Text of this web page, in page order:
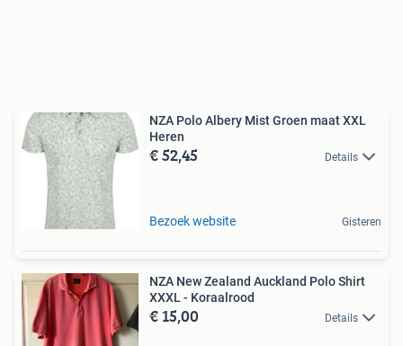
NZA Polo Albery Mist Groen maat XXL
Heren
€ 52,45 Details
Bezoek website Gisteren
NZA New Zealand Auckland Polo Shirt
XXXL - Koraalrood
€ 15,00 Details